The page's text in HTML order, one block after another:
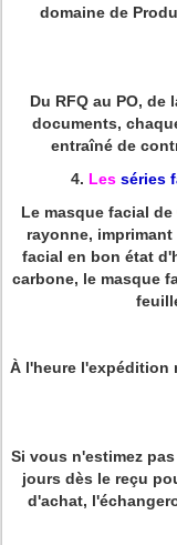
domaine de
Du RFQ au PO,
documents,
entraîné de
4. Les séries
Le masque facial
rayonne,
facial en bon état
carbone, le masque
À l'heure l'expédition
Si vous n'estimez
jours dès le reçu
d'achat,